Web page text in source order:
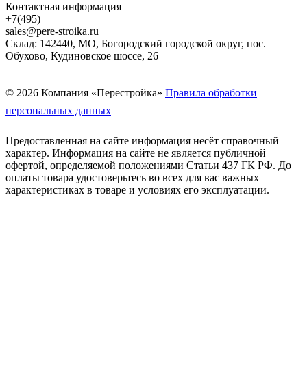
Контактная информация
+7(495)
sales@pere-stroika.ru
Склад: 142440, МО, Богородский городской округ, пос.
Обухово, Кудиновское шоссе, 26
© 2026 Компания «Перестройка» Правила обработки
персональных данных
Предоставленная на сайте информация несёт справочный
характер. Информация на сайте не является публичной
офертой, определяемой положениями Статьи 437 ГК РФ. До
оплаты товара удостоверьтесь во всех для вас важных
характеристиках в товаре и условиях его эксплуатации.